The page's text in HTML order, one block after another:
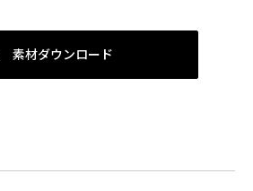
素材ダウンロード